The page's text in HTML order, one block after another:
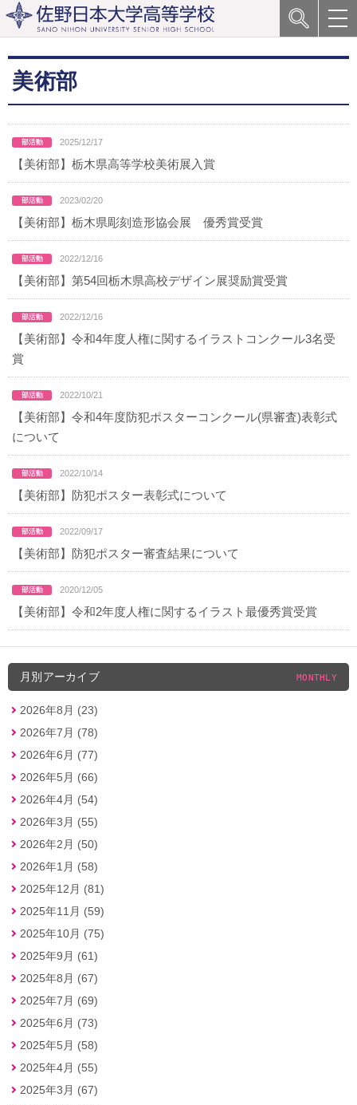
美術部
2025/12/17
【美術部】栃木県高等学校美術展入賞
2023/02/20
【美術部】栃木県彫刻造形協会展 優秀賞受賞
2022/12/16
【美術部】第54回栃木県高校デザイン展奨励賞受賞
2022/12/16
【美術部】令和4年度人権に関するイラストコンクール3名受
賞
2022/10/21
【美術部】令和4年度防犯ポスターコンクール(県審査)表彰式
について
2022/10/14
【美術部】防犯ポスター表彰式について
2022/09/17
【美術部】防犯ポスター審査結果について
2020/12/05
【美術部】令和2年度人権に関するイラスト最優秀賞受賞
月別アーカイブ MONTHLY
2026年8月 (23)
2026年7月 (78)
2026年6月 (77)
2026年5月 (66)
2026年4月 (54)
2026年3月 (55)
2026年2月 (50)
2026年1月 (58)
2025年12月 (81)
2025年11月 (59)
2025年10月 (75)
2025年9月 (61)
2025年8月 (67)
2025年7月 (69)
2025年6月 (73)
2025年5月 (58)
2025年4月 (55)
2025年3月 (67)